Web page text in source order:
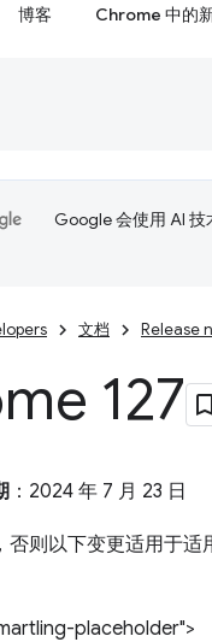
博客 Chrome 中的
Google 会使用 AI
文档 Release
127
：2024 年 7 月 23 日
否则以下变更适用于
placeholder">